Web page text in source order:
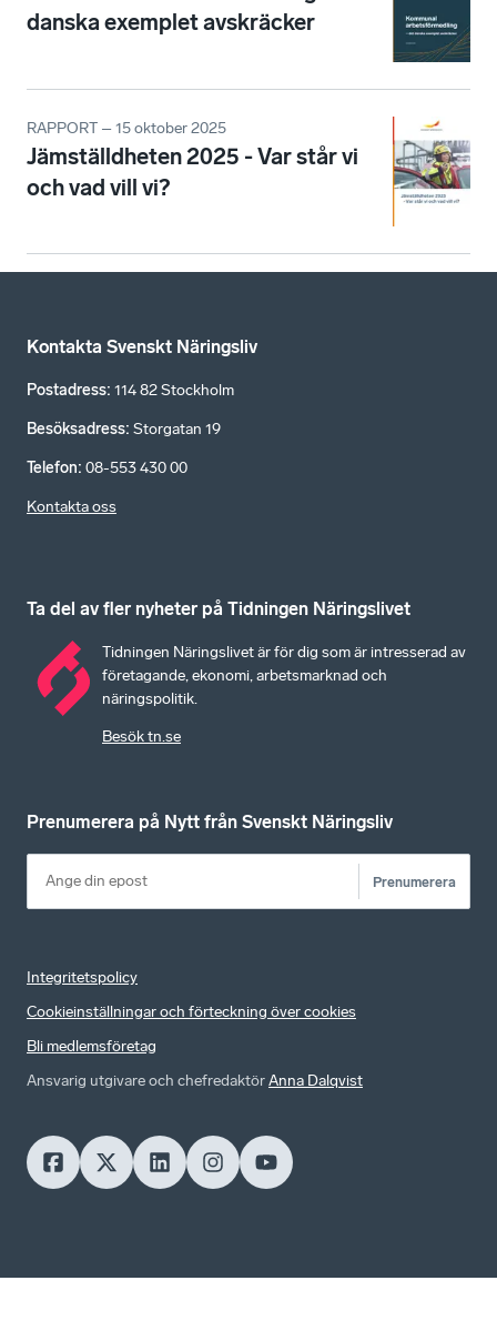
danska exemplet avskräcker
RAPPORT – 15 oktober 2025
Jämställdheten 2025 - Var står vi
och vad vill vi?
Kontakta Svenskt Näringsliv
Postadress: 114 82 Stockholm
Besöksadress: Storgatan 19
Telefon: 08-553 430 00
Kontakta oss
Ta del av fler nyheter på Tidningen Näringslivet
Tidningen Näringslivet är för dig som är intresserad av
företagande, ekonomi, arbetsmarknad och
näringspolitik.
Besök tn.se
Prenumerera på Nytt från Svenskt Näringsliv
Prenumerera
Integritetspolicy
Cookieinställningar och förteckning över cookies
Bli medlemsföretag
Ansvarig utgivare och chefredaktörAnna Dalqvist